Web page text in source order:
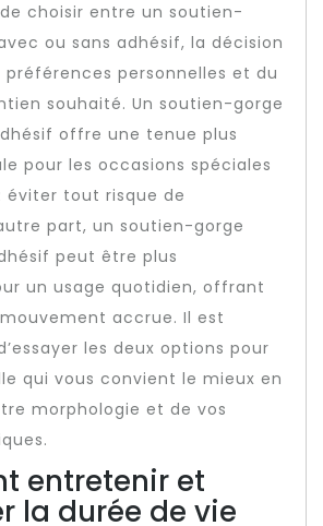
de choisir entre un soutien-
ou sans adhésif, la décision
préférences personnelles et du
souhaité. Un soutien-gorge
offre une tenue plus
pour les occasions spéciales
éviter tout risque de
part, un soutien-gorge
peut être plus
un usage quotidien, offrant
accrue. Il est
les deux options pour
qui vous convient le mieux en
morphologie et de vos
entretenir et
la durée de vie